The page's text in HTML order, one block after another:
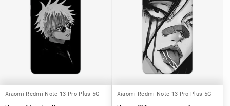
Xiaomi Redmi Note 13 Pro Plus 5G Xiaomi Redmi Note 13 Pro Plus 5G